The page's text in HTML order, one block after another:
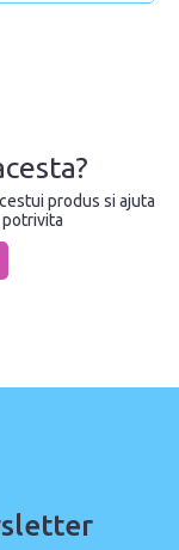
produs si ajuta